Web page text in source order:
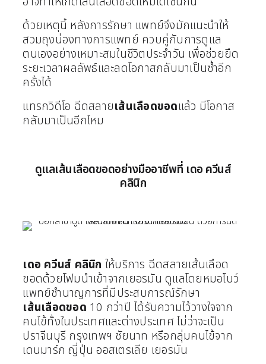
ด้วยเหตุนี้ หลังการรักษา แพทย์จึงมักแนะนำให้
สวมถุงน่องทางการแพทย์ ควบคู่กับการดูแล
ตนเองอย่างเหมาะสมในชีวิตประจำวัน เพื่อช่วยยืด
ระยะเวลาผลลัพธ์และลดโอกาสกลับมาเป็นซ้ำอีก
ครั้งได้
แทรกวิดีโอ ฉีดสลายเส้นเลือดขอดแล้ว มีโอกาส
กลับมาเป็นอีกไหม
ดูแลเส้นเลือดขอดอย่างมืออาชีพที่ เดอ ควีนส์
คลินิก
เดอ ควีนส์ คลินิก ให้บริการ ฉีดสลายเส้นเลือด
ขอดด้วยโฟมนำเข้าจากเยอรมัน ดูแลโดยหมอโบว์
แพทย์ชำนาญการที่มีประสบการณ์รักษา
เส้นเลือดขอด 10 กว่าปี ได้รับความไว้วางใจจาก
คนไข้ทั้งในประเทศและต่างประเทศ ไม่ว่าจะเป็น
ปราจีนบุรี กรุงเทพฯ ชัยนาท หรือกลุ่มคนไข้จาก
เดนมาร์ก ญี่ปุ่น ออสเตรเลีย เยอรมัน